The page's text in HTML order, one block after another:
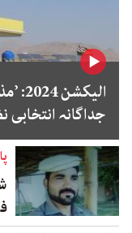
جداگانہ انتخابی